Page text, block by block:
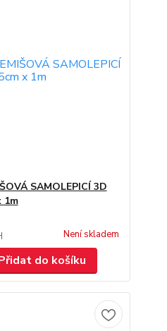
SAMOLEPICÍ 3D
1m
Není skladem
do košíku